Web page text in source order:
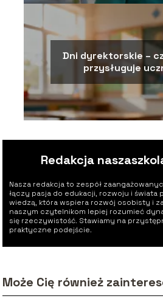
Dni dyrektorskie –
przysługuje
Redakcja
Nasza redakcja to zespół
łączy pasja do edukacji, rozwoju i świata
wiedzą, która wspiera rozwój osobisty i
naszym czytelnikom lepiej rozumieć
się rzeczywistość. Stawiamy na
praktyczne podejście.
Może Cię również